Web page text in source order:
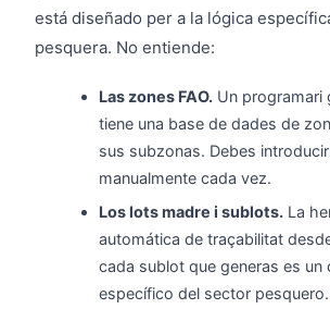
está diseñado per a la lógica
pesquera. No entiende:
Las zones FAO. Un programari
tiene una base de dades de
sus subzonas. Debes
manualmente cada vez.
Los lots madre i sublots. La
automática de traçabilitat
cada sublot que generas es un
específico del sector pesquero.